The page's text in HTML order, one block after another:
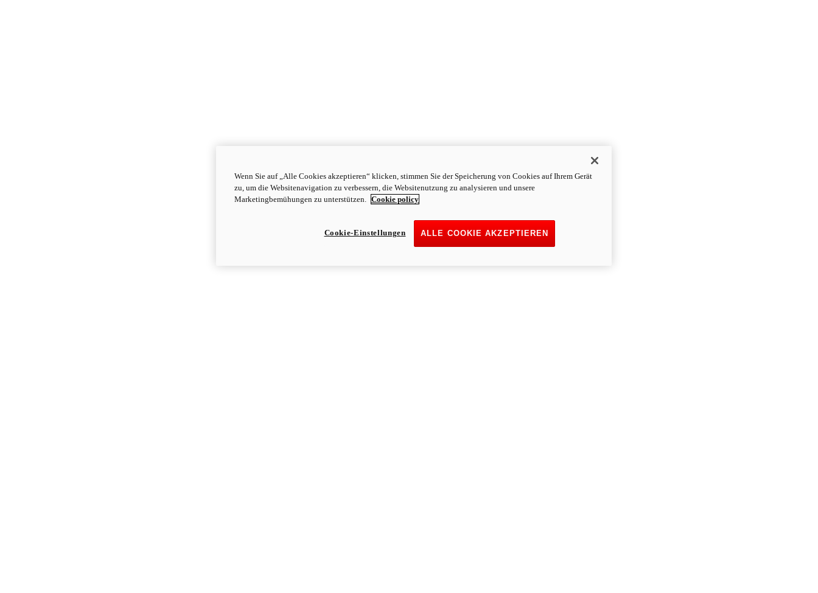
Wenn Sie auf „Alle Cookies akzeptieren“ klicken, stimmen Sie der Speicherung von Cookies auf Ihrem Gerät
zu, um die Websitenavigation zu verbessern, die Websitenutzung zu analysieren und unsere
Marketingbemühungen zu unterstützen. Cookie policy
ALLE COOKIE AKZEPTIEREN
Cookie-Einstellungen